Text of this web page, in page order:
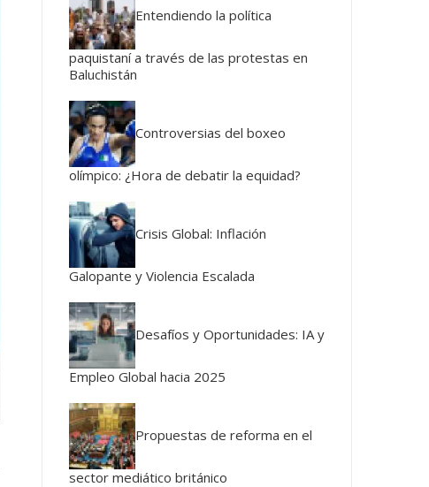
Entendiendo la política
paquistaní a través de las protestas en
Baluchistán
Controversias del boxeo
olímpico: ¿Hora de debatir la equidad?
Crisis Global: Inflación
Galopante y Violencia Escalada
Desafíos y Oportunidades: IA y
Empleo Global hacia 2025
Propuestas de reforma en el
sector mediático británico